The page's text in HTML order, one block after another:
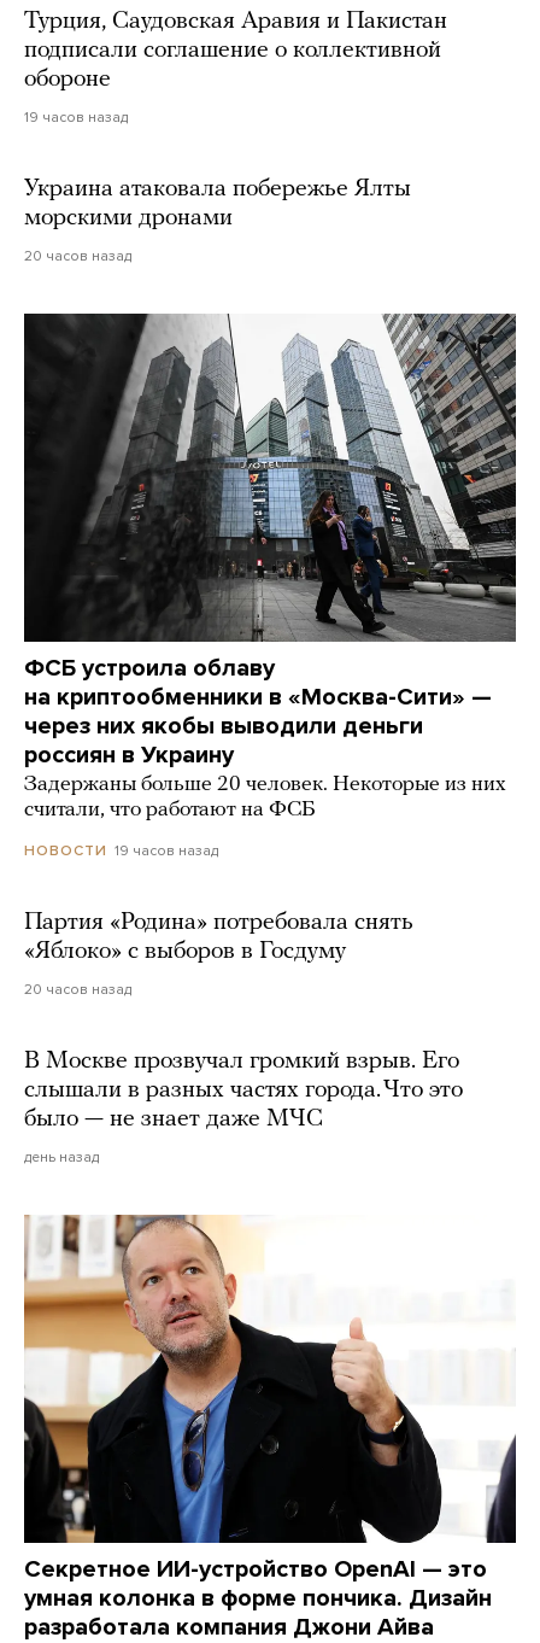
Турция, Саудовская Аравия и Пакистан
подписали соглашение о коллективной
обороне
19 часов назад
Украина атаковала побережье Ялты
морскими дронами
20 часов назад
ФСБ устроила облаву
на криптообменники в «Москва-Сити» —
через них якобы выводили деньги
россиян в Украину
Задержаны больше 20 человек. Некоторые из них
считали, что работают на ФСБ
НОВОСТИ 19 часов назад
Партия «Родина» потребовала снять
«Яблоко» с выборов в Госдуму
20 часов назад
В Москве прозвучал громкий взрыв. Его
слышали в разных частях города. Что это
было — не знает даже МЧС
день назад
Секретное ИИ-устройство OpenAI — это
умная колонка в форме пончика. Дизайн
разработала компания Джони Айва